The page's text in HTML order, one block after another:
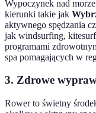
Wypoczynek nad
kierunki takie jak
aktywnego spędzania
jak windsurfing,
programami
spa pomagających w
3. Zdrowe
Rower to świetny